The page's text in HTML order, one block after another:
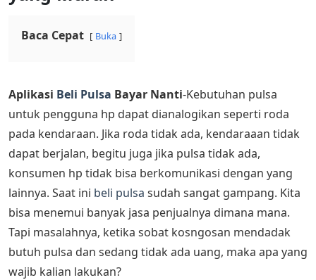
Baca Cepat Buka
Aplikasi Beli Pulsa Bayar Nanti-Kebutuhan pulsa
untuk pengguna hp dapat dianalogikan seperti roda
pada kendaraan. Jika roda tidak ada, kendaraaan tidak
dapat berjalan, begitu juga jika pulsa tidak ada,
konsumen hp tidak bisa berkomunikasi dengan yang
lainnya. Saat ini beli pulsa sudah sangat gampang. Kita
bisa menemui banyak jasa penjualnya dimana mana.
Tapi masalahnya, ketika sobat kosngosan mendadak
butuh pulsa dan sedang tidak ada uang, maka apa yang
wajib kalian lakukan?